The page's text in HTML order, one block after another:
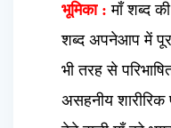
भूमिका : माँ शब्द
शब्द अपनेआप में
भी तरह से
असहनीय